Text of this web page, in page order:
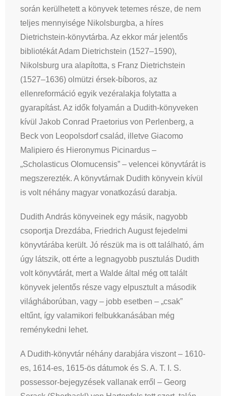
során kerülhetett a könyvek tetemes része, de nem
teljes mennyisége Nikolsburgba, a híres
Dietrichstein-könyvtárba. Az ekkor már jelentős
bibliotékát Adam Dietrichstein (1527–1590),
Nikolsburg ura alapította, s Franz Dietrichstein
(1527–1636) olmützi érsek-bíboros, az
ellenreformáció egyik vezéralakja folytatta a
gyarapítást. Az idők folyamán a Dudith-könyveken
kívül Jakob Conrad Praetorius von Perlenberg, a
Beck von Leopolsdorf család, illetve Giacomo
Malipiero és Hieronymus Picinardus –
„Scholasticus Olomucensis” – velencei könyvtárát is
megszerezték. A könyvtárnak Dudith könyvein kívül
is volt néhány magyar vonatkozású darabja.
Dudith András könyveinek egy másik, nagyobb
csoportja Drezdába, Friedrich August fejedelmi
könyvtárába került. Jó részük ma is ott található, ám
úgy látszik, ott érte a legnagyobb pusztulás Dudith
volt könyvtárát, mert a Walde által még ott talált
könyvek jelentős része vagy elpusztult a második
világháborúban, vagy – jobb esetben – „csak”
eltűnt, így valamikori felbukkanásában még
reménykedni lehet.
A Dudith-könyvtár néhány darabjára viszont – 1610-
es, 1614-es, 1615-ös dátumok és S. A. T. I. S.
possessor-bejegyzések vallanak erről – Georg